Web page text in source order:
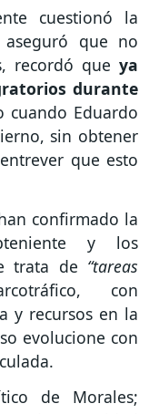
cuestionó la
que no
recordó que ya
durante
cuando Eduardo
sin obtener
que esto
confirmado la
y los
trata de “tareas
con
y recursos en la
evolucione con
de Morales;